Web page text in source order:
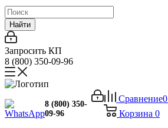
Найти
Запросить КП
8 (800) 350-09-96
Сравнение0
Корзина 0
8 (800) 350-
09-96